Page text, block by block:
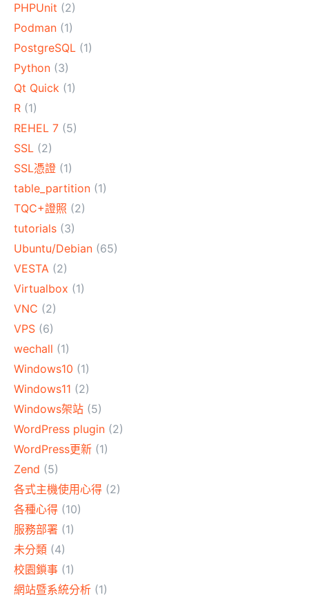
PHPUnit (2)
Podman (1)
PostgreSQL (1)
Python (3)
Qt Quick (1)
R (1)
REHEL 7 (5)
SSL (2)
SSL憑證 (1)
table_partition (1)
TQC+證照 (2)
tutorials (3)
Ubuntu/Debian (65)
VESTA (2)
Virtualbox (1)
VNC (2)
VPS (6)
wechall (1)
Windows10 (1)
Windows11 (2)
Windows架站 (5)
WordPress plugin (2)
WordPress更新 (1)
Zend (5)
各式主機使用心得 (2)
各種心得 (10)
服務部署 (1)
未分類 (4)
校園鎖事 (1)
網站暨系統分析 (1)